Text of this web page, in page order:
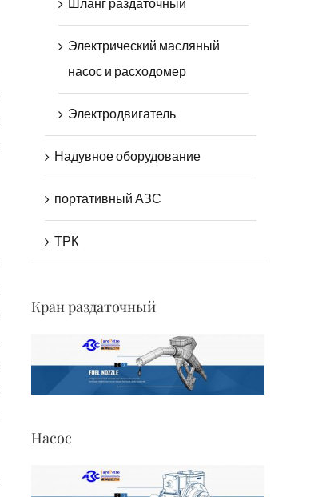
Шланг раздаточный
Электрический масляный
насос и расходомер
Электродвигатель
Надувное оборудование
портативный АЗС
ТРК
Кран раздаточный
Насос